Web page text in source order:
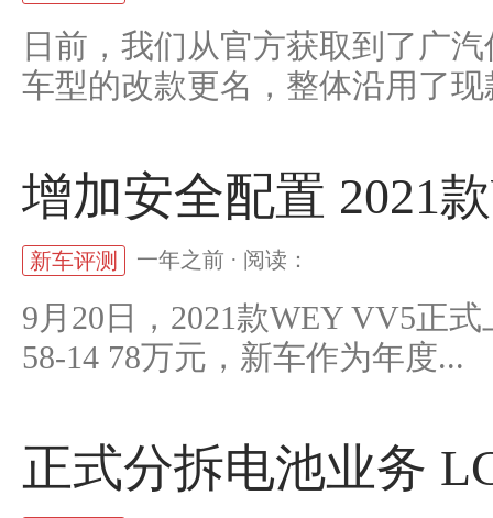
日前，我们从官方获取到了广
车型的改款更名，整体沿用了现
增加安全配置 2021
新车评测 一年之前 · 阅读：
9月20日，2021款WEY VV5正
58-14 78万元，新车作为年度...
正式分拆电池业务